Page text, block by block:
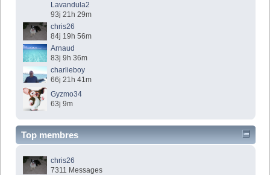
Lavandula2
93j 21h 29m
chris26
84j 19h 56m
Arnaud
83j 9h 36m
charlieboy
66j 21h 41m
Gyzmo34
63j 9m
Top membres
chris26
7311 Messages